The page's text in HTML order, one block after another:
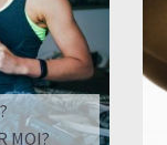
MOI?